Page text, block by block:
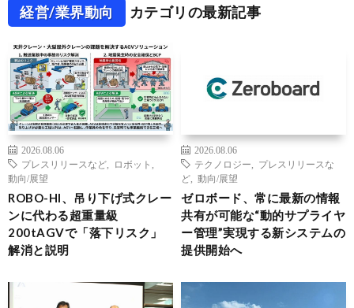
経営/業界動向 カテゴリの最新記事
2026.08.06
プレスリリースなど
ロボット
動向/展望
ROBO-HI、吊り下げ式クレー
ンに代わる超重量級
200tAGVで「落下リスク」
解消と説明
2026.08.06
テクノロジー
プレスリリースな
ど
動向/展望
ゼロボード、常に最新の情報
共有が可能な“動的サプライヤ
ー管理”実現する新システムの
提供開始へ